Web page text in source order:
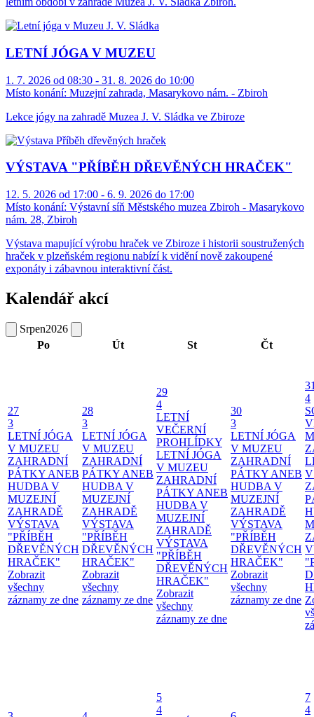
LETNÍ JÓGA V MUZEU
1. 7. 2026 od 08:30 - 31. 8. 2026 do 10:00
Místo konání: Muzejní zahrada, Masarykovo nám. - Zbiroh
Lekce jógy na zahradě Muzea J. V. Sládka ve Zbiroze
VÝSTAVA "PŘÍBĚH DŘEVĚNÝCH HRAČEK"
12. 5. 2026 od 17:00 - 6. 9. 2026 do 17:00
Místo konání: Výstavní síň Městského muzea Zbiroh - Masarykovo
nám. 28, Zbiroh
Výstava mapující výrobu hraček ve Zbiroze i historii soustružených
hraček v plzeňském regionu nabízí k vidění nově zakoupené
exponáty i zábavnou interaktivní část.
Kalendář akcí
Srpen2026
Po
Út St Čt
27
3
LETNÍ JÓGA
V MUZEU
ZAHRADNÍ
PÁTKY ANEB
HUDBA V
MUZEJNÍ
ZAHRADĚ
VÝSTAVA
"PŘÍBĚH
DŘEVĚNÝCH
HRAČEK"
Zobrazit
všechny
záznamy ze dne
28
3
LETNÍ JÓGA
V MUZEU
ZAHRADNÍ
PÁTKY ANEB
HUDBA V
MUZEJNÍ
ZAHRADĚ
VÝSTAVA
"PŘÍBĚH
DŘEVĚNÝCH
HRAČEK"
Zobrazit
všechny
záznamy ze dne
29
4
LETNÍ
VEČERNÍ
PROHLÍDKY
LETNÍ JÓGA
V MUZEU
ZAHRADNÍ
PÁTKY ANEB
HUDBA V
MUZEJNÍ
ZAHRADĚ
VÝSTAVA
"PŘÍBĚH
DŘEVĚNÝCH
HRAČEK"
Zobrazit
všechny
záznamy ze dne
30
3
LETNÍ JÓGA
V MUZEU
ZAHRADNÍ
PÁTKY ANEB
HUDBA V
MUZEJNÍ
ZAHRADĚ
VÝSTAVA
"PŘÍBĚH
DŘEVĚNÝCH
HRAČEK"
Zobrazit
všechny
záznamy ze dne
4
5
4
7
4